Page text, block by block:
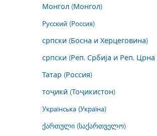
Монгол (Монгол)
Русский (Россия)
српски (Босна и Херцеговина)
српски (Реп. Србија и Реп. Црна
Татар (Россия)
тоҷикӣ (Тоҷикистон)
Українська (Україна)
ქართული (საქართველო)